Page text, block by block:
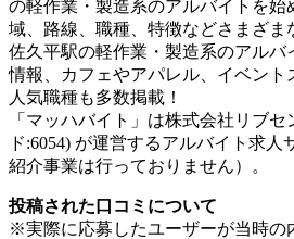
の軽作業・製造系のアルバイトを始
域、路線、職種、特徴などさまざま
佐久平駅の軽作業・製造系のアルバ
情報、カフェやアパレル、イベント
人気職種も多数掲載！
「マッハバイト」は株式会社リブ
ド:6054) が運営するアルバイト求
紹介事業は行っておりません）。
投稿された口コミについて
※実際に応募したユーザーが当時の